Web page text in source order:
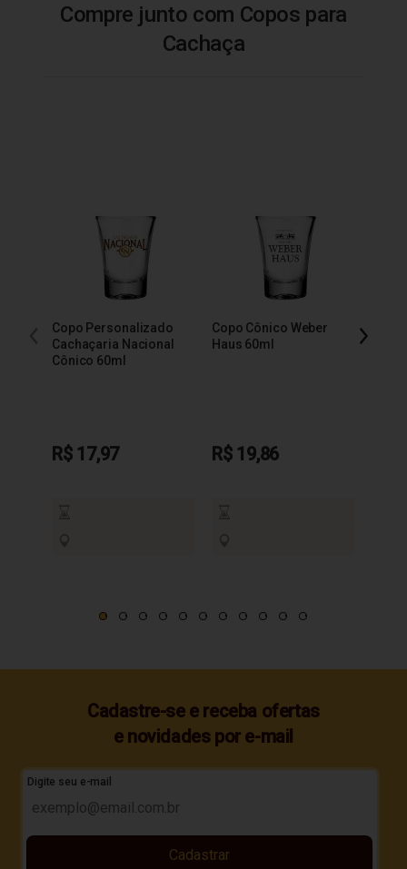
Compre junto com Copos para
Cachaça
Copo Personalizado
Cachaçaria Nacional
Cônico 60ml
R$ 17,97
Copo Cônico Weber
Haus 60ml
R$ 19,86
Cadastre-se e receba ofertas
e novidades por e-mail
Digite seu e-mail
Cadastrar